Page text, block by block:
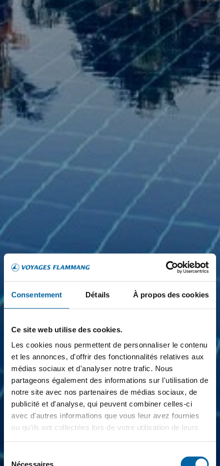
Consentement Détails À propos des cookies
Ce site web utilise des cookies.
Les cookies nous permettent de personnaliser le contenu
et les annonces, d'offrir des fonctionnalités relatives aux
médias sociaux et d'analyser notre trafic. Nous
partageons également des informations sur l'utilisation de
notre site avec nos partenaires de médias sociaux, de
publicité et d'analyse, qui peuvent combiner celles-ci
avec d'autres informations que vous leur avez fournies
ou qu'ils ont collectées lors de votre utilisation de leurs
Sélection
Nécessaires